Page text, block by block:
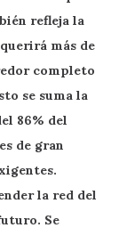
refleja la
más de
completo
se suma la
86% del
de gran
la red del
Se